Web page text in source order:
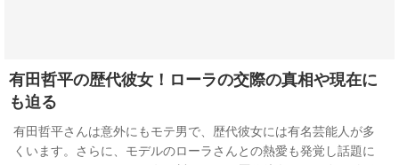
有田哲平の歴代彼女！ローラの交際の真相や現在に
も迫る
有田哲平さんは意外にもモテ男で、歴代彼女には有名芸能人が多
くいます。さらに、モデルのローラさんとの熱愛も発覚し話題に